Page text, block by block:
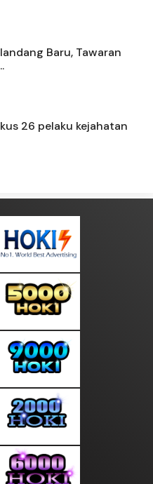
Baru, Tawaran
26 pelaku kejahatan